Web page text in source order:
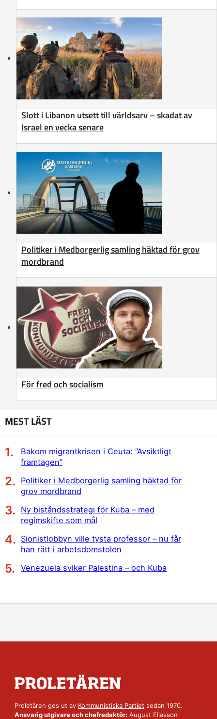
Slott i Libanon utsett till världsarv – skadat av
Israel en vecka senare
Politiker i Medborgerlig samling häktad för grov
mordbrand
För fred och socialism
MEST LÄST
Bakom migrantkrisen i Ceuta: ”Avsiktligt
framtagen”
Politiker i Medborgerlig samling häktad för
grov mordbrand
Ny biståndsstrategi för Kuba – med
regimskifte som mål
Sionistlobbyn ville tysta professor – nu får
han rätt i arbetsdomstolen
Venezuela sviker Palestina – och Kuba
Proletären ges ut av Kommunistiska Partiet sedan 1970.
Ansvarig utgivare och chefredaktör: August Eliasson